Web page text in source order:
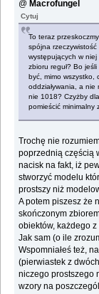
@Macrofungel
Cytuj
To teraz
spójna
występujących w
zbioru reguł? Bo
być, mimo wszystko,
oddziaływania, a nie
nie 1018? Czyżby
pomieścić minimalny
Trochę nie
poprzednią częścią
nacisk na fakt, iż
stworzyć modelu
prostszy niż
A potem piszesz że
skończonym
obiektów, każdego
Jak sam (o ile
Wspomniałeś też,
(pierwiastek z
niczego prostszego
wzory na